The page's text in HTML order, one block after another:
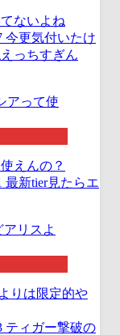
ないよね
今更気付いたけ
っちすぎん
えんの？
最新tier見たらエ
りは限定的や
ティガー撃破の